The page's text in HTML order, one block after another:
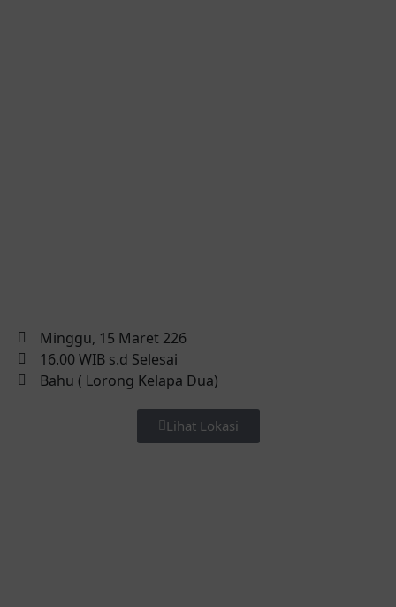
Minggu, 15 Maret 226
16.00 WIB s.d Selesai
Bahu ( Lorong Kelapa Dua)
Lihat Lokasi